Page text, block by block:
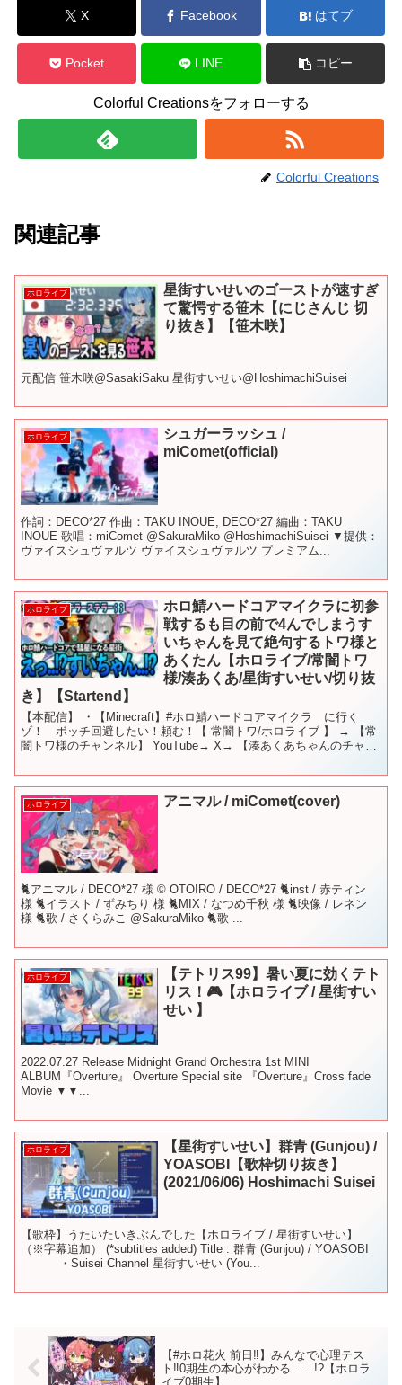
X Facebook はてブ
Pocket LINE コピー
Colorful Creationsをフォローする
Colorful Creations
関連記事
ホロライブ
星街すいせいのゴーストが速すぎ
て驚愕する笹木【にじさんじ 切
り抜き】【笹木咲】
元配信 笹木咲@SasakiSaku 星街すいせい@HoshimachiSuisei
ホロライブ
シュガーラッシュ /
miComet(official)
作詞：DECO*27 作曲：TAKU INOUE, DECO*27 編曲：TAKU
INOUE 歌唱：miComet @SakuraMiko @HoshimachiSuisei ▼提供：
ヴァイスシュヴァルツ ヴァイスシュヴァルツ プレミアム...
ホロライブ
ホロ鯖ハードコアマイクラに初参
戦するも目の前で4んでしまうす
いちゃんを見て絶句するトワ様と
あくたん【ホロライブ/常闇トワ
様/湊あくあ/星街すいせい/切り抜
き】【Startend】
【本配信】 ・【Minecraft】#ホロ鯖ハードコアマイクラ に行く
ゾ！ ボッチ回避したい！頼む！【 常闇トワ/ホロライブ 】 → 【常
闇トワ様のチャンネル】 YouTube→ X→ 【湊あくあちゃんのチャン
ホロライブ アニマル / miComet(cover)
🐈アニマル / DECO*27 様 © OTOIRO / DECO*27 🐈inst / 赤ティン
様 🐈イラスト / ずみちり 様 🐈MIX / なつめ千秋 様 🐈映像 / レネン
様 🐈歌 / さくらみこ @SakuraMiko 🐈歌 ...
ホロライブ
【テトリス99】暑い夏に効くテト
リス！🎮【ホロライブ / 星街すい
せい 】
2022.07.27 Release Midnight Grand Orchestra 1st MINI
ALBUM『Overture』 Overture Special site 『Overture』Cross fade
Movie ▼▼...
ホロライブ
【星街すいせい】群青 (Gunjou) /
YOASOBI【歌枠切り抜き】
(2021/06/06) Hoshimachi Suisei
【歌枠】うたいたいきぶんでした【ホロライブ / 星街すいせい】
（※字幕追加） (*subtitles added) Title : 群青 (Gunjou) / YOASOBI
・Suisei Channel 星街すいせい (You...
【#ホロ花火 前日‼】みんなで心理テス
ト‼0期生の本心がわかる……!?【ホロラ
イブ0期生】